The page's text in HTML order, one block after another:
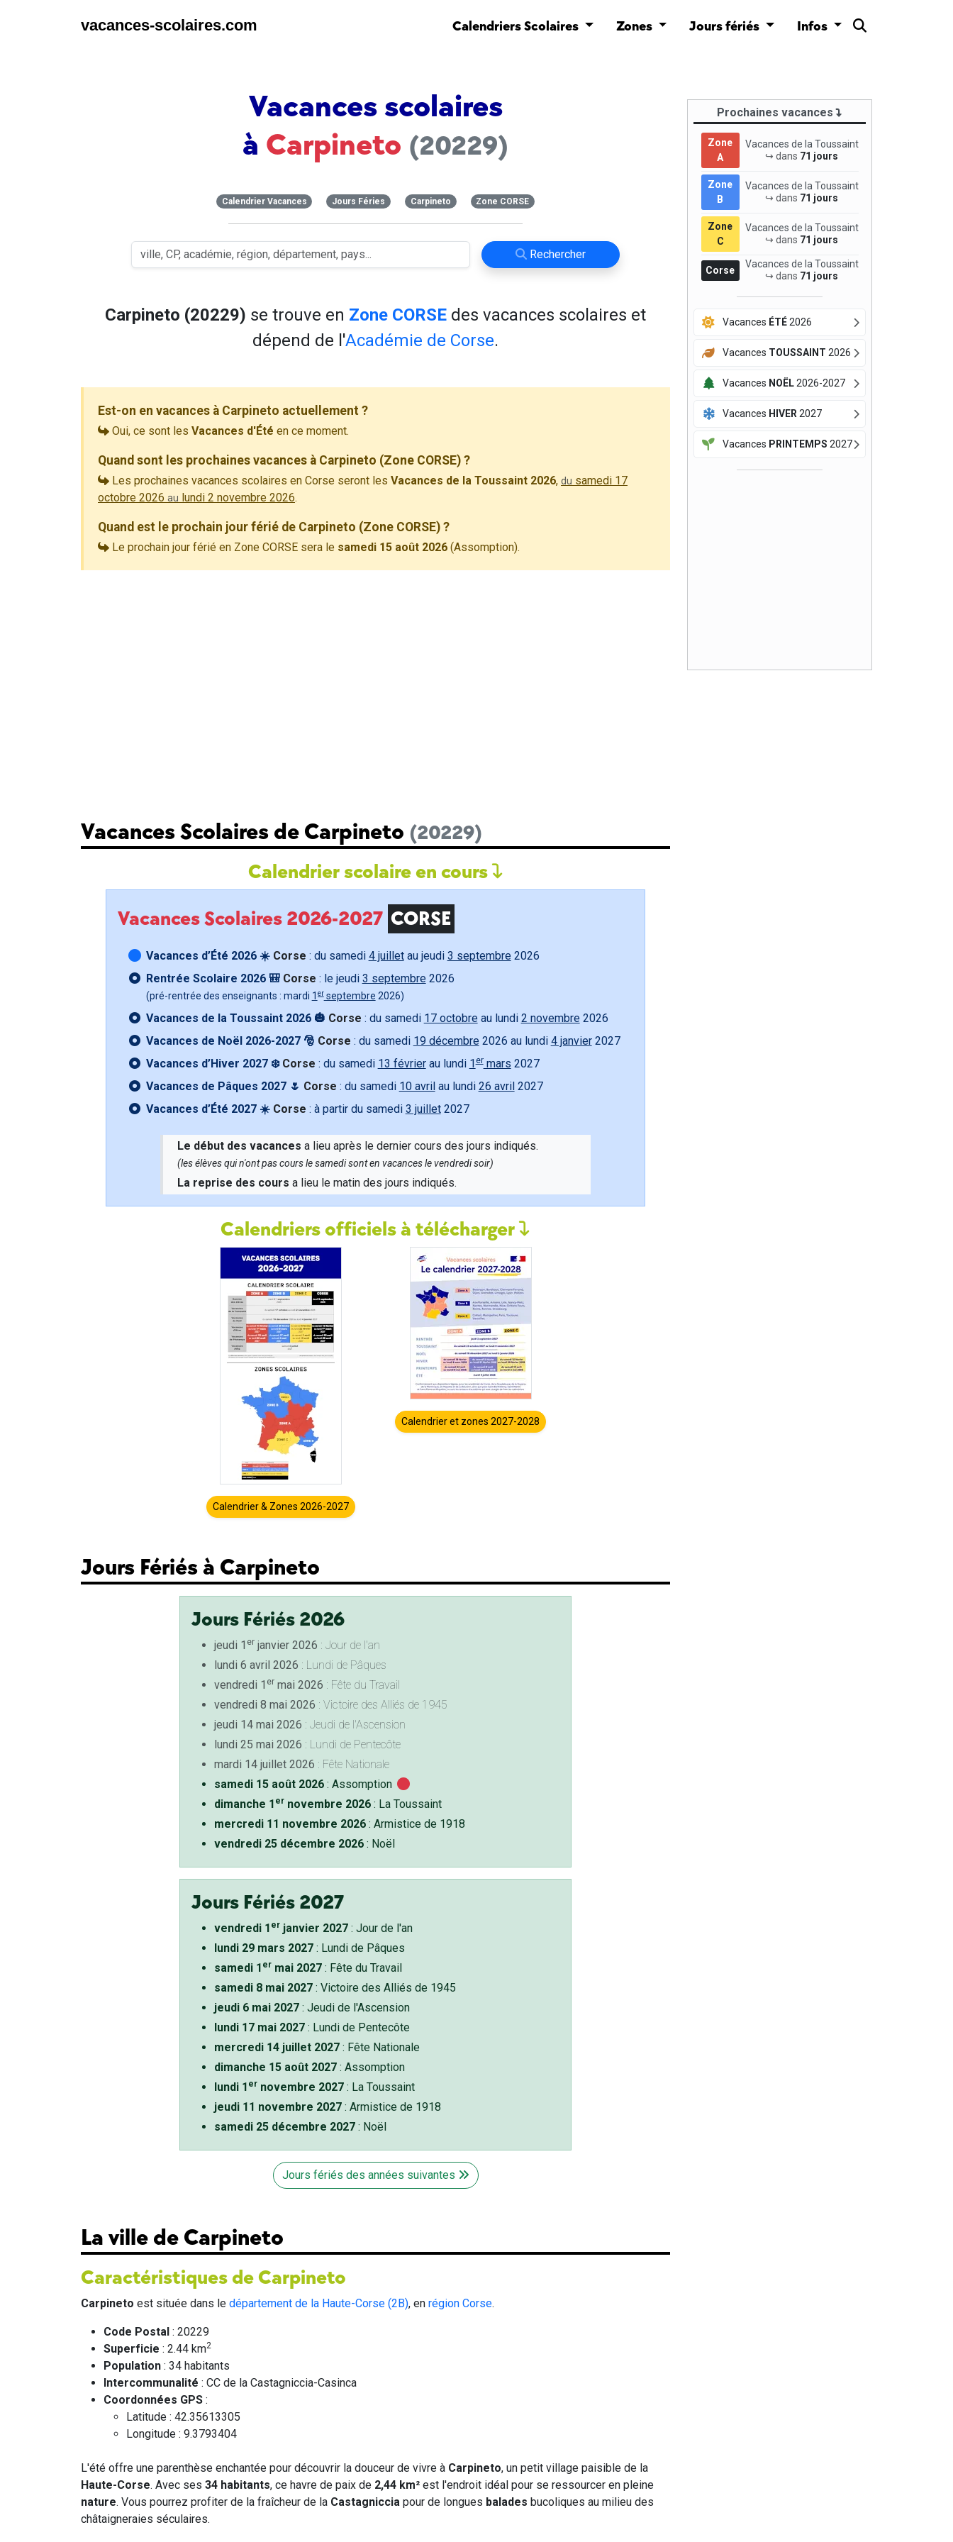
vacances-scolaires.com Calendriers Scolaires Zones Jours fériés Infos
Vacances scolaires
à Carpineto (20229)
Calendrier Vacances Jours Féries Carpineto Zone CORSE
Rechercher
Carpineto (20229) se trouve en Zone CORSE des vacances scolaires et
dépend de l'Académie de Corse.
Est-on en vacances à Carpineto actuellement ?
Oui, ce sont les Vacances d'Été en ce moment.
Quand sont les prochaines vacances à Carpineto (Zone CORSE) ?
Les prochaines vacances scolaires en Corse seront les Vacances de la Toussaint 2026, du samedi 17
octobre 2026 au lundi 2 novembre 2026.
Quand est le prochain jour férié de Carpineto (Zone CORSE) ?
Le prochain jour férié en Zone CORSE sera le samedi 15 août 2026 (Assomption).
Vacances Scolaires de Carpineto (20229)
Calendrier scolaire en cours
Vacances Scolaires 2026-2027 CORSE
Vacances d’Été 2026 ☀️ Corse : du samedi 4 juilletau jeudi 3 septembre 2026
Rentrée Scolaire 2026 🎒 Corse : le jeudi 3 septembre 2026
(pré-rentrée des enseignants : mardi 1 erseptembre 2026)
Vacances de la Toussaint 2026 🎃 Corse : du samedi 17 octobre au lundi 2 novembre 2026
Vacances de Noël 2026-2027 🎅 Corse : du samedi 19 décembre 2026 au lundi 4 janvier2027
Vacances d’Hiver 2027 ❄️ Corse : du samedi 13 févrierau lundi 1ermars 2027
Vacances de Pâques 2027 🌷 Corse : du samedi 10 avril au lundi 26 avril 2027
Vacances d’Été 2027 ☀️ Corse : à partir du samedi 3 juillet2027
Le début des vacances a lieu après le dernier cours des jours indiqués.
(les élèves qui n'ont pas cours le samedi sont en vacances le vendredi soir)
La reprise des cours a lieu le matin des jours indiqués.
Calendriers officiels à télécharger
Calendrier & Zones 2026-2027
Calendrier et zones 2027-2028
Jours Fériés à Carpineto
Jours Fériés 2026
jeudi 1 erjanvier 2026 : Jour de l'an
lundi 6 avril 2026 : Lundi de Pâques
vendredi 1 ermai 2026 : Fête du Travail
vendredi 8 mai 2026 : Victoire des Alliés de 1945
jeudi 14 mai 2026 : Jeudi de l'Ascension
lundi 25 mai 2026 : Lundi de Pentecôte
mardi 14 juillet 2026 : Fête Nationale
samedi 15 août 2026: Assomption
dimanche 1 ernovembre 2026: La Toussaint
mercredi 11 novembre 2026: Armistice de 1918
vendredi 25 décembre 2026: Noël
Jours Fériés 2027
vendredi 1 erjanvier 2027: Jour de l'an
lundi 29 mars 2027: Lundi de Pâques
samedi 1 ermai 2027: Fête du Travail
samedi 8 mai 2027: Victoire des Alliés de 1945
jeudi 6 mai 2027: Jeudi de l'Ascension
lundi 17 mai 2027: Lundi de Pentecôte
mercredi 14 juillet 2027: Fête Nationale
dimanche 15 août 2027: Assomption
lundi 1 ernovembre 2027: La Toussaint
jeudi 11 novembre 2027: Armistice de 1918
samedi 25 décembre 2027: Noël
Jours fériés des années suivantes
La ville de Carpineto
Caractéristiques de Carpineto
Carpineto est située dans le département de la Haute-Corse (2B), en région Corse.
Code Postal : 20229
Superficie : 2.44 km2
Population : 34 habitants
Intercommunalité : CC de la Castagniccia-Casinca
Coordonnées GPS :
Latitude : 42.35613305
Longitude : 9.3793404
L'été offre une parenthèse enchantée pour découvrir la douceur de vivre à Carpineto, un petit village paisible de la
Haute-Corse. Avec ses 34 habitants, ce havre de paix de 2,44 km² est l'endroit idéal pour se ressourcer en pleine
nature. Vous pourrez profiter de la fraîcheur de la Castagniccia pour de longues balades bucoliques au milieu des
châtaigneraies séculaires.
Prochaines vacances
Zone
A
Vacances de la Toussaint
↪ dans 71 jours
Zone
B
Vacances de la Toussaint
↪ dans 71 jours
Zone
C
Vacances de la Toussaint
↪ dans 71 jours
Corse
Vacances de la Toussaint
↪ dans 71 jours
Vacances ÉTÉ2026
Vacances TOUSSAINT 2026
Vacances NOËL2026-2027
Vacances HIVER 2027
Vacances PRINTEMPS 2027